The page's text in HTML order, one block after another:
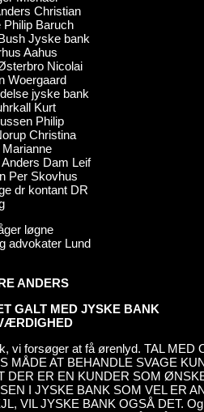
løgne
advokater Lund
ANDERS
GALT MED JYSKE BANK